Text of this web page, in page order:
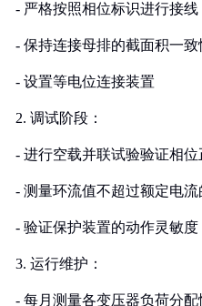
- 严格按照相位标识进行接线
- 保持连接母排的截面积一致
- 设置等电位连接装置
2. 调试阶段：
- 进行空载并联试验验证相位
- 测量环流值不超过额定电流
- 验证保护装置的动作灵敏度
3. 运行维护：
- 每月测量各变压器负荷分配